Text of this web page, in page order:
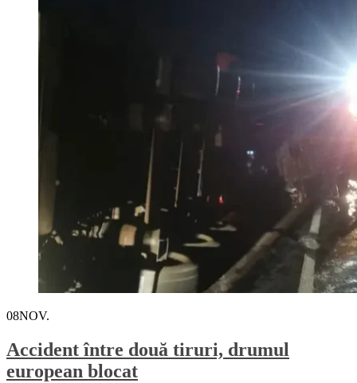
08NOV.
Accident între două tiruri, drumul
european blocat